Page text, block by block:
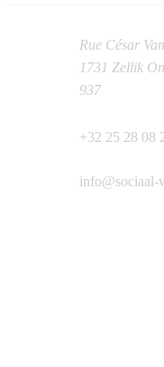
Rue César
1731 Zellik
937
+32 25 28 08
info@sociaal-